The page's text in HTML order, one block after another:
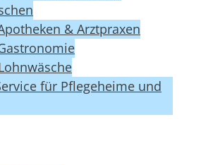
& Arztpraxen
für Pflegeheime und